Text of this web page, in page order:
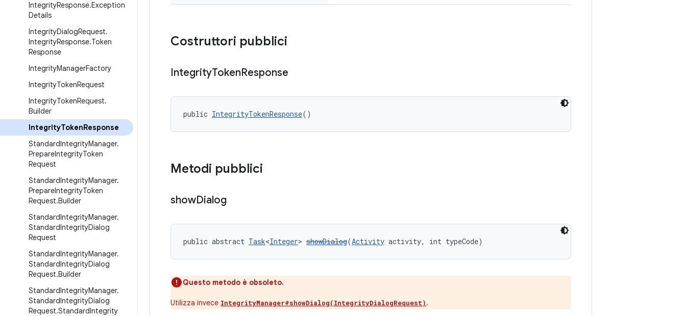
IntegrityResponse.Exception
Details
IntegrityDialogRequest.
IntegrityResponse.Token
Response
IntegrityManagerFactory
IntegrityTokenRequest
IntegrityTokenRequest.
Builder
IntegrityTokenResponse
StandardIntegrityManager.
PrepareIntegrityToken
Request
StandardIntegrityManager.
PrepareIntegrityToken
Request.Builder
StandardIntegrityManager.
StandardIntegrityDialog
Request
StandardIntegrityManager.
StandardIntegrityDialog
Request.Builder
StandardIntegrityManager.
StandardIntegrityDialog
Request.StandardIntegrity
Costruttori pubblici
IntegrityTokenResponse
public IntegrityTokenResponse()
Metodi pubblici
showDialog
public abstract Task<Integer> showDialog(Activity activity, int typeCode)
Questo metodo è obsoleto.
Utilizza invece IntegrityManager#showDialog(IntegrityDialogRequest).